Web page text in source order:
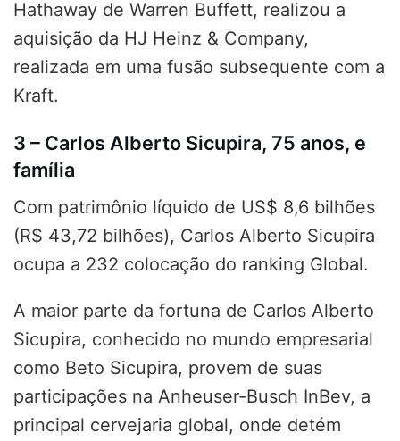
Hathaway de Warren Buffett, realizou a
aquisição da HJ ​​Heinz & Company,
realizada em uma fusão subsequente com a
Kraft.
3 – Carlos Alberto Sicupira, 75 anos, e
família
Com patrimônio líquido de US$ 8,6 bilhões
(R$ 43,72 bilhões), Carlos Alberto Sicupira
ocupa a 232 colocação do ranking Global.
A maior parte da fortuna de Carlos Alberto
Sicupira, conhecido no mundo empresarial
como Beto Sicupira, provem de suas
participações na Anheuser-Busch InBev, a
principal cervejaria global, onde detém